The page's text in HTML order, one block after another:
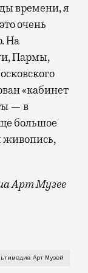
времени, я
очень
На
Пармы,
«кабинет
— в
большое
живопись,
Арт Музее
и
Арт Музей